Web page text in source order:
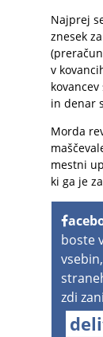
Najprej
znesek
v
in denar
Morda
mestni
ki ga je
boste
zdi